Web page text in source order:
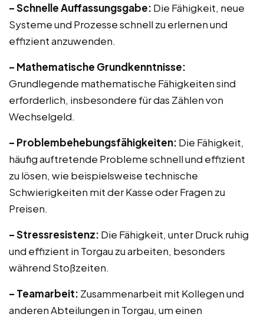
– Schnelle Auffassungsgabe: Die Fähigkeit, neue
Systeme und Prozesse schnell zu erlernen und
effizient anzuwenden.
– Mathematische Grundkenntnisse:
Grundlegende mathematische Fähigkeiten sind
erforderlich, insbesondere für das Zählen von
Wechselgeld.
– Problembehebungsfähigkeiten: Die Fähigkeit,
häufig auftretende Probleme schnell und effizient
zu lösen, wie beispielsweise technische
Schwierigkeiten mit der Kasse oder Fragen zu
Preisen.
– Stressresistenz: Die Fähigkeit, unter Druck ruhig
und effizient in Torgau zu arbeiten, besonders
während Stoßzeiten.
– Teamarbeit: Zusammenarbeit mit Kollegen und
anderen Abteilungen in Torgau, um einen